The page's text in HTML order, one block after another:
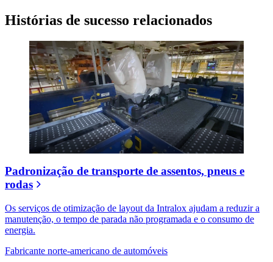
Histórias de sucesso relacionados
Padronização de transporte de assentos, pneus e
rodas
Os serviços de otimização de layout da Intralox ajudam a reduzir a
manutenção, o tempo de parada não programada e o consumo de
energia.
Fabricante norte-americano de automóveis